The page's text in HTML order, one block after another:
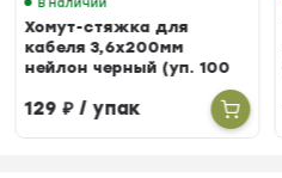
Хомут-стяжка для
кабеля 3,6х200мм
нейлон черный (уп. 100
129₽/ упак